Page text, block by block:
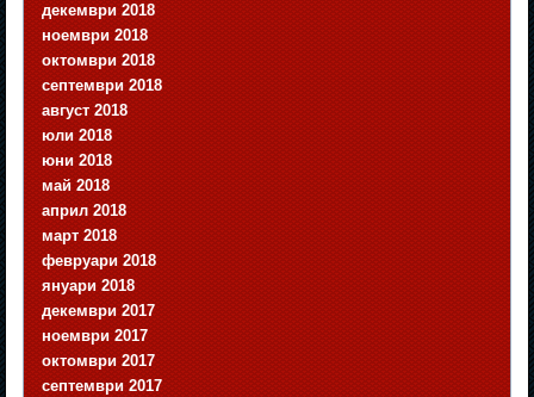
декември 2018
ноември 2018
октомври 2018
септември 2018
август 2018
юли 2018
юни 2018
май 2018
април 2018
март 2018
февруари 2018
януари 2018
декември 2017
ноември 2017
октомври 2017
септември 2017